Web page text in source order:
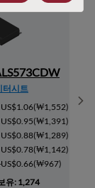
터시트
US$1.06(₩1,552)
US$0.95(₩1,391)
US$0.88(₩1,289)
US$0.78(₩1,142)
US$0.66(₩967)
유: 1,274